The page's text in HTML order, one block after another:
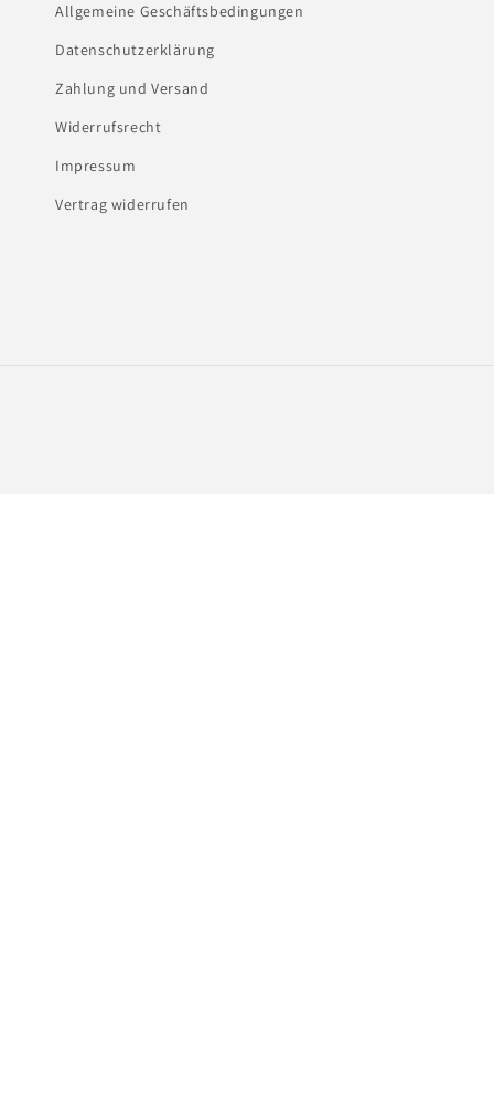
Allgemeine Geschäftsbedingungen
Datenschutzerklärung
Zahlung und Versand
Widerrufsrecht
Impressum
Vertrag widerrufen